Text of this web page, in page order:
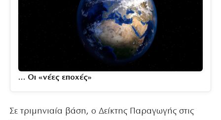
… Οι «νέες εποχές»
Σε τριμηνιαία βάση, ο Δείκτης Παραγωγής στις